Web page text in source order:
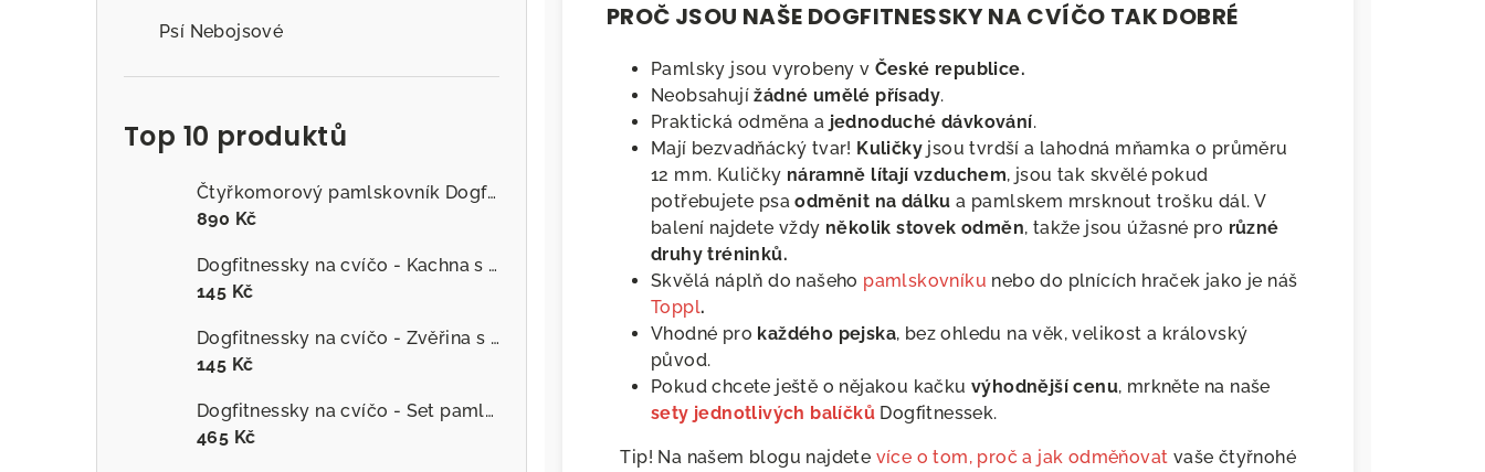
Psí Nebojsové
Top 10 produktů
Čtyřkomorový pamlskovník Dogfitness.cz
890 Kč
Dogfitnessky na cvíčo - Kachna s červenou řepou
145 Kč
Dogfitnessky na cvíčo - Zvěřina s jablky
145 Kč
Dogfitnessky na cvíčo - Set pamlsků
465 Kč
PROČ JSOU NAŠE DOGFITNESSKY NA CVÍČO TAK DOBRÉ
Pamlsky jsou vyrobeny v České republice.
Neobsahujížádné umělé přísady.
Praktická odměna a jednoduché dávkování.
Mají bezvadňácký tvar! Kuličky jsou tvrdší a lahodná mňamka o průměru
12 mm. Kuličky náramně lítají vzduchem, jsou tak skvělé pokud
potřebujete psaodměnit na dálku a pamlskem mrsknout trošku dál. V
balení najdete vždy několik stovek odměn, takže jsou úžasné pro různé
druhy tréninků.
Skvělá náplň do našeho pamlskovníku nebo do plnících hraček jako je náš
Toppl.
Vhodné pro každého pejska, bez ohledu na věk, velikost a královský
původ.
Pokud chcete ještě o nějakou kačku výhodnější cenu, mrkněte na naše
sety jednotlivých balíčků Dogfitnessek.
⠀Tip! Na našem blogu najdete více o tom, proč a jak odměňovat vaše čtyřnohé